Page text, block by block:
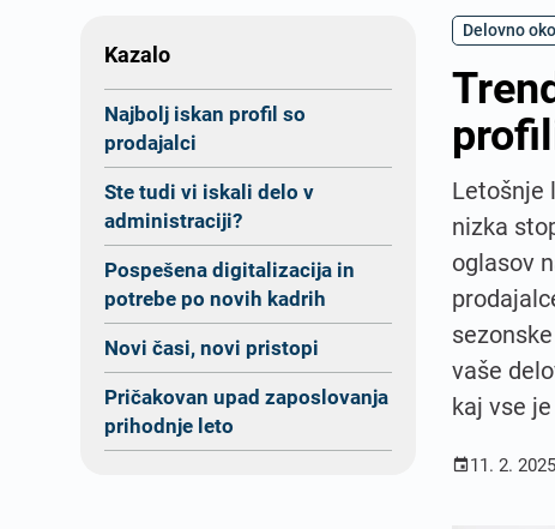
Kazalo
Najbolj iskan profil so
prodajalci
Ste tudi vi iskali delo v
administraciji?
Pospešena digitalizacija in
potrebe po novih kadrih
Novi časi, novi pristopi
Pričakovan upad zaposlovanja
prihodnje leto
Delovno
Letošnje
nizka
oglasov
vaše
kaj vse
 11. 2. 2025